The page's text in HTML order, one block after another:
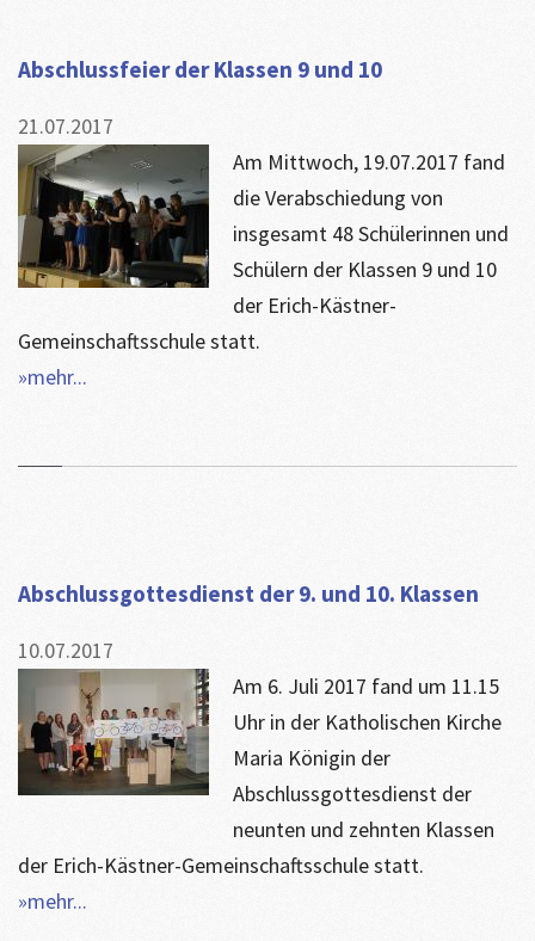
Abschlussfeier der Klassen 9 und 10
21.07.2017
Am Mittwoch, 19.07.2017 fand
die Verabschiedung von
insgesamt 48 Schülerinnen und
Schülern der Klassen 9 und 10
der Erich-Kästner-
Gemeinschaftsschule statt.
»mehr...
Abschlussgottesdienst der 9. und 10. Klassen
10.07.2017
Am 6. Juli 2017 fand um 11.15
Uhr in der Katholischen Kirche
Maria Königin der
Abschlussgottesdienst der
neunten und zehnten Klassen
der Erich-Kästner-Gemeinschaftsschule statt.
»mehr...